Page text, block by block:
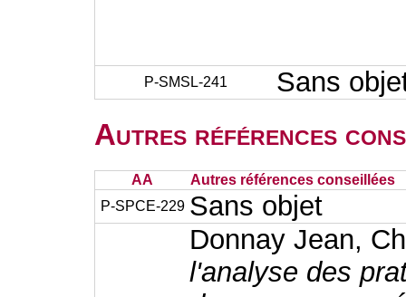
P-SMSL-241 Sans
Autres références
AA
Autres références conseillées
P-SPCE-229 Sans objet
Donnay Jean,
l'analyse des